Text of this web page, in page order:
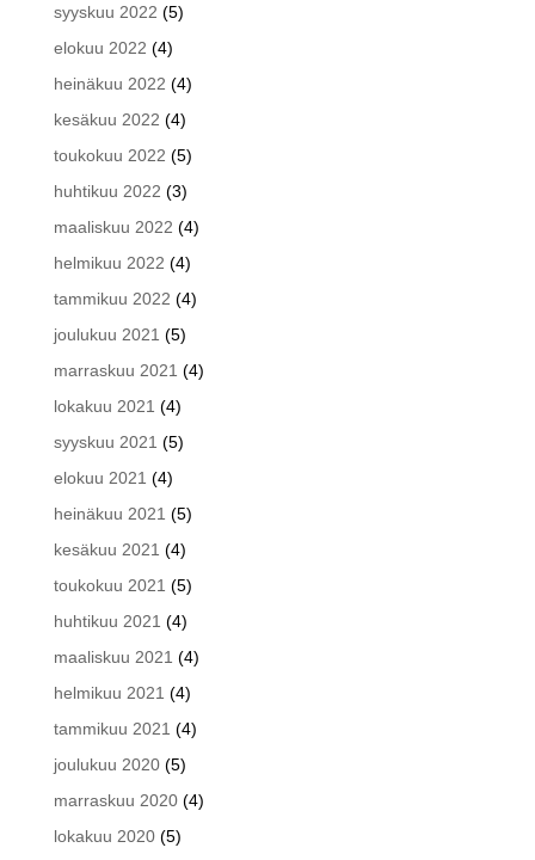
syyskuu 2022 (5)
elokuu 2022 (4)
heinäkuu 2022 (4)
kesäkuu 2022 (4)
toukokuu 2022 (5)
huhtikuu 2022 (3)
maaliskuu 2022 (4)
helmikuu 2022 (4)
tammikuu 2022 (4)
joulukuu 2021 (5)
marraskuu 2021 (4)
lokakuu 2021 (4)
syyskuu 2021 (5)
elokuu 2021 (4)
heinäkuu 2021 (5)
kesäkuu 2021 (4)
toukokuu 2021 (5)
huhtikuu 2021 (4)
maaliskuu 2021 (4)
helmikuu 2021 (4)
tammikuu 2021 (4)
joulukuu 2020(5)
marraskuu 2020(4)
lokakuu 2020(5)